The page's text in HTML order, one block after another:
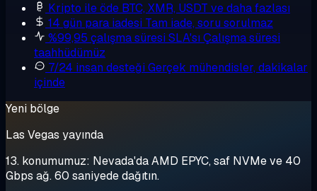
Kripto ile öde BTC, XMR, USDT ve daha fazlası
14 gün para iadesi Tam iade, soru sorulmaz
%99,95 çalışma süresi SLA'sı Çalışma süresi
taahhüdümüz
7/24 insan desteği Gerçek mühendisler, dakikalar
içinde
Yeni bölge
Las Vegas yayında
13. konumumuz: Nevada'da AMD EPYC, saf NVMe ve 40
Gbps ağ. 60 saniyede dağıtın.